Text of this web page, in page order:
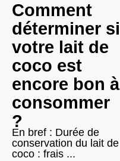
Comment
déterminer si
votre lait de
coco est
encore bon à
consommer
?
En bref : Durée de
conservation du lait de
coco : frais ...